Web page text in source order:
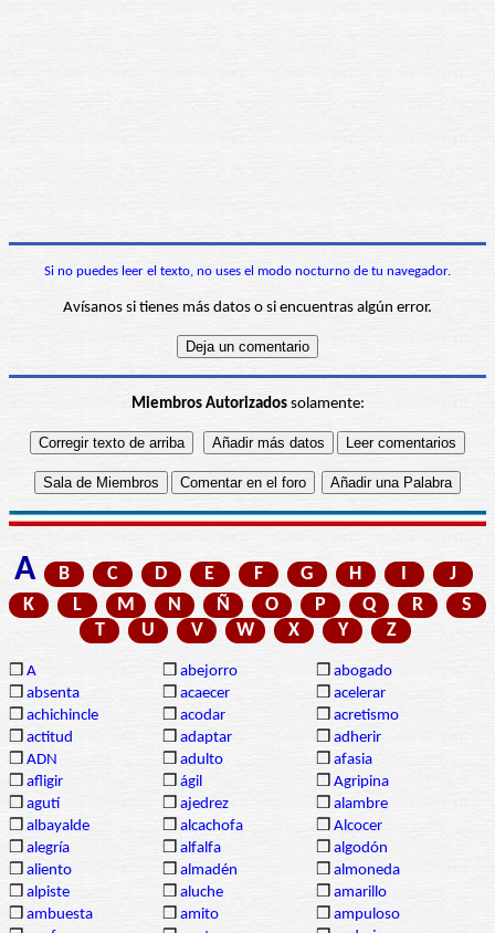
Si no puedes leer el texto, no uses el modo nocturno de tu navegador.
Avísanos si tienes más datos o si encuentras algún error.
Miembros Autorizadossolamente:
A B C D E F G H
J
K
L M N Ñ O P Q R
S
T
U V W X Y Z
❒ A ❒ abejorro ❒ abogado
❒ absenta ❒ acaecer ❒ acelerar
❒ achichincle ❒ acodar ❒ acretismo
❒ actitud ❒ adaptar ❒ adherir
❒ ADN ❒ adulto ❒ afasia
❒ afligir ❒ ágil ❒ Agripina
❒ agutí ❒ ajedrez ❒ alambre
❒ albayalde ❒ alcachofa ❒ Alcocer
❒ alegría ❒ alfalfa ❒ algodón
❒ aliento ❒ almadén ❒ almoneda
❒ alpiste ❒ aluche ❒ amarillo
❒ ambuesta ❒ amito ❒ ampuloso